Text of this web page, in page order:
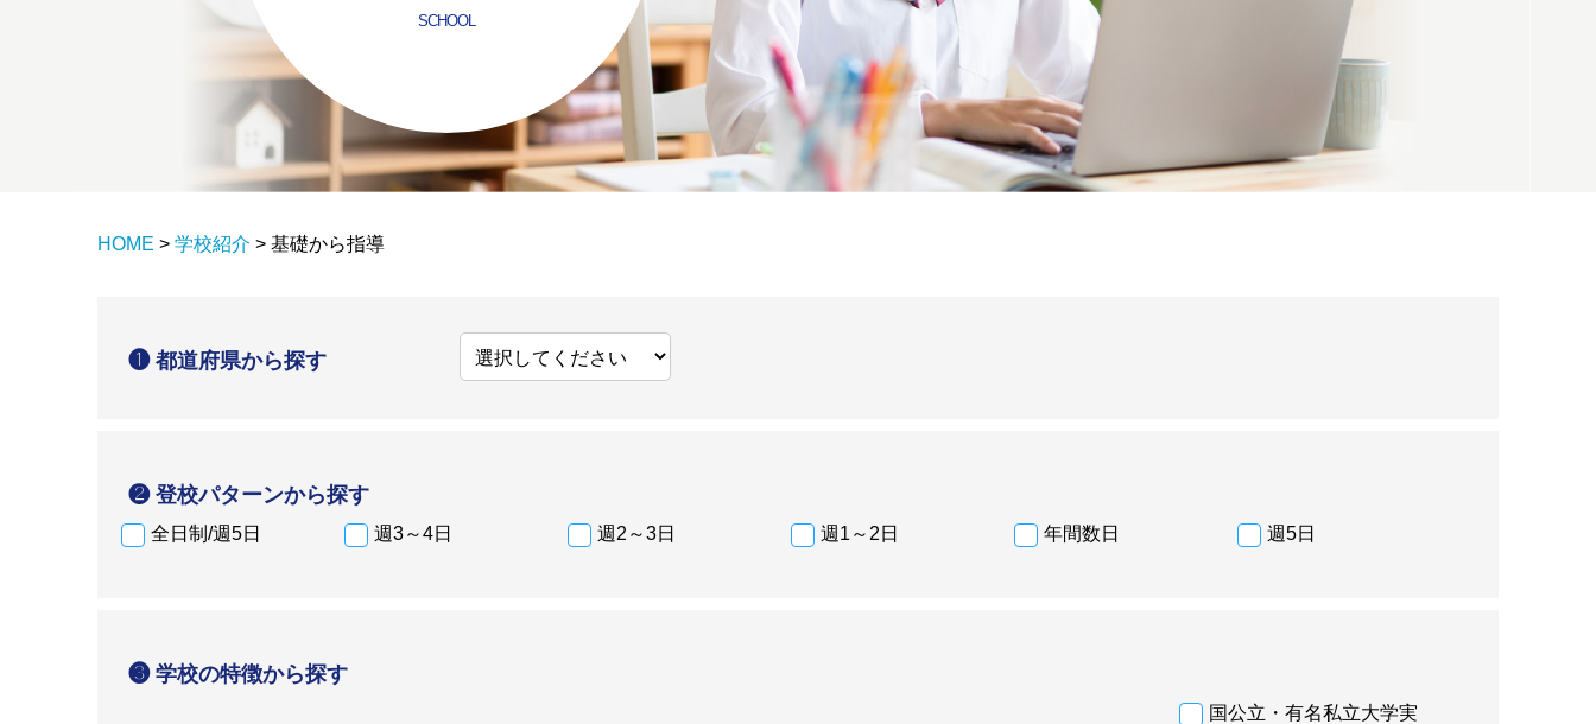
み
み
選
び
SCHOOL
HOME > 学校紹介 > 基礎から指導
❶ 都道府県から探す
❷ 登校パターンから探す
全日制/週5日 週3～4日 週2～3日 週1～2日 年間数日 週5日
❸ 学校の特徴から探す
国公立・有名私立大学実